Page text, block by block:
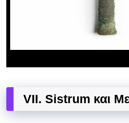
VII. Sistrum και